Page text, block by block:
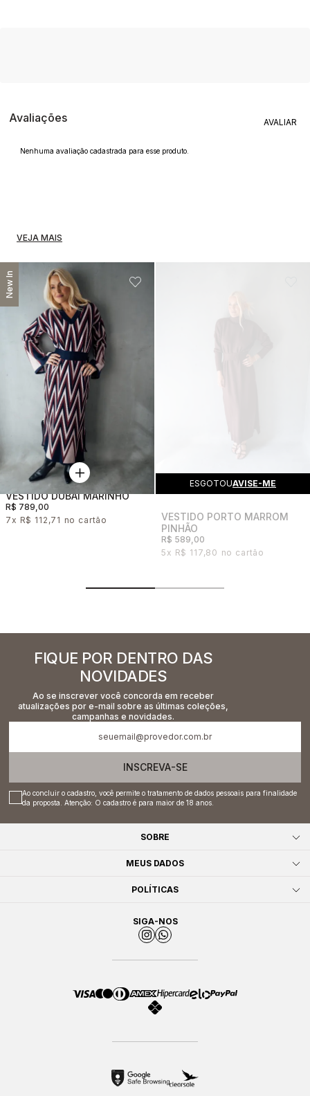
Avaliações
Nenhuma avaliação cadastrada para esse produto.
VEJA MAIS
New In
VESTIDO DUBAI MARINHO
R$ 789,00
7x R$ 112,71
ESGOTOUAVISE-ME
VESTIDO PORTO MARROM
PINHÃO
R$ 589,00
5x R$ 117,80
FIQUE POR DENTRO DAS
NOVIDADES
Ao se inscrever você concorda em receber
atualizações por e-mail sobre as últimas coleções,
campanhas e novidades.
INSCREVA-SE
Ao concluir o cadastro, você permite o tratamento de dados pessoais para finalidade
da proposta. Atenção: O cadastro é para maior de 18 anos.
SOBRE
MEUS DADOS
POLÍTICAS
SIGA-NOS